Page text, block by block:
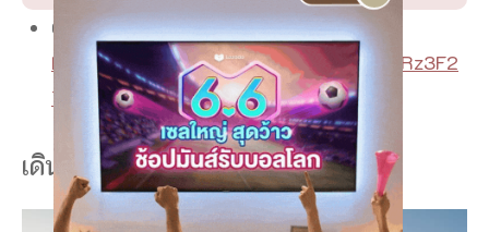
Google map :
https://maps.app.goo.gl/7LjB36QGAi3Rz3F2
7
เดินป่า ชมเส้นทางธรรมชาติ